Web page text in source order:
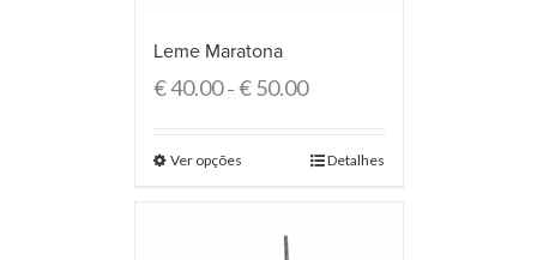
Leme Maratona
€40.00–€50.00
Ver opções Detalhes